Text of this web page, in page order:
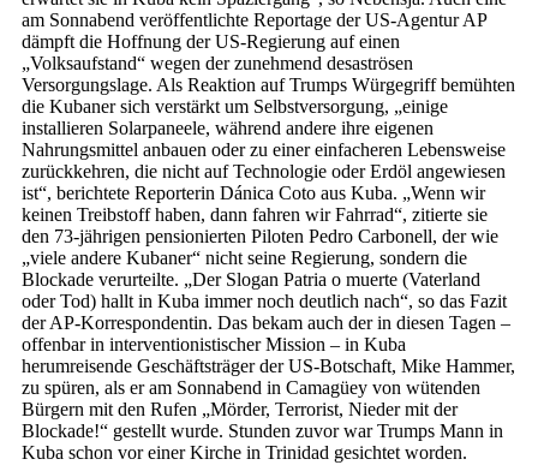
am Sonnabend veröffentlichte Reportage der US-Agentur AP
dämpft die Hoffnung der US-Regierung auf einen
„Volksaufstand“ wegen der zunehmend desaströsen
Versorgungslage. Als Reaktion auf Trumps Würgegriff bemühten
die Kubaner sich verstärkt um Selbstversorgung, „einige
installieren Solarpaneele, während andere ihre eigenen
Nahrungsmittel anbauen oder zu einer einfacheren Lebensweise
zurückkehren, die nicht auf Technologie oder Erdöl angewiesen
ist“, berichtete Reporterin Dánica Coto aus Kuba. „Wenn wir
keinen Treibstoff haben, dann fahren wir Fahrrad“, zitierte sie
den 73-jährigen pensionierten Piloten Pedro Carbonell, der wie
„viele andere Kubaner“ nicht seine Regierung, sondern die
Blockade verurteilte. „Der Slogan Patria o muerte (Vaterland
oder Tod) hallt in Kuba immer noch deutlich nach“, so das Fazit
der AP-Korrespondentin. Das bekam auch der in diesen Tagen –
offenbar in interventionistischer Mission – in Kuba
herumreisende Geschäftsträger der US-Botschaft, Mike Hammer,
zu spüren, als er am Sonnabend in Camagüey von wütenden
Bürgern mit den Rufen „Mörder, Terrorist, Nieder mit der
Blockade!“ gestellt wurde. Stunden zuvor war Trumps Mann in
Kuba schon vor einer Kirche in Trinidad gesichtet worden.